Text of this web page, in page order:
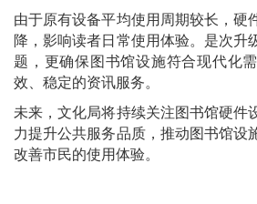
由于原有设备平均使用周期较长，硬
降，影响读者日常使用体验。是次升
题，更确保图书馆设施符合现代化
效、稳定的资讯服务。
未来，文化局将持续关注图书馆硬件
力提升公共服务品质，推动图书馆设
改善市民的使用体验。